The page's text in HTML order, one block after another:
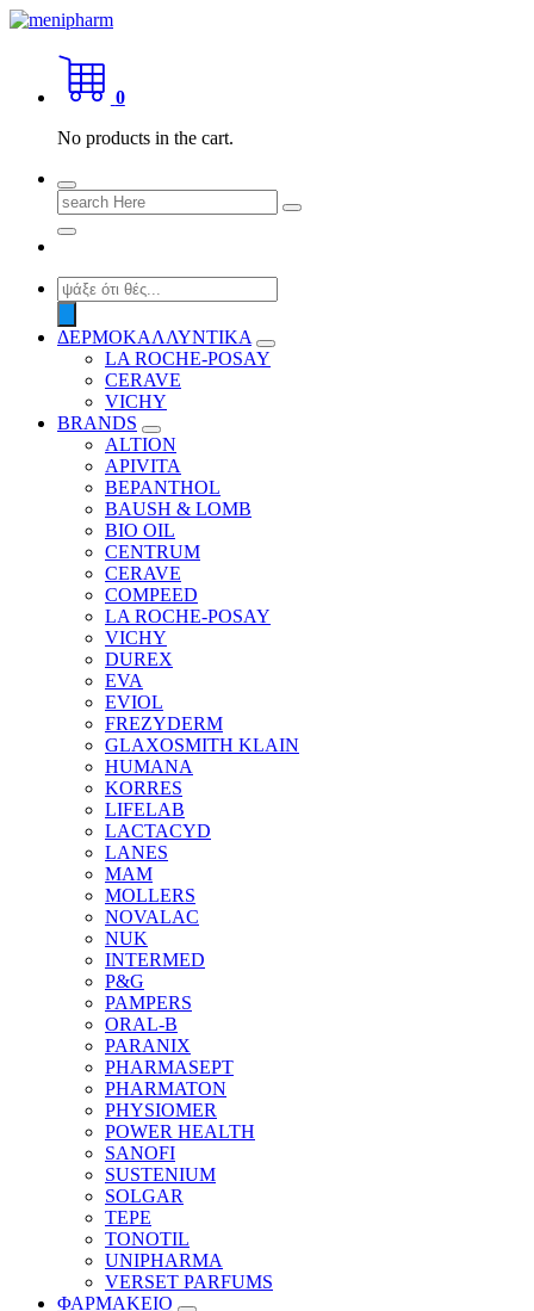
Skip
content
shop 2 easily
0
No products in the cart.
Search
for:
Products
search
ΔΕΡΜΟΚΑΛΛΥΝΤΙΚΑ
LA ROCHE-POSAY
CERAVE
VICHY
BRANDS
ALTION
APIVITA
BEPANTHOL
BAUSH & LOMB
BIO OIL
CENTRUM
CERAVE
COMPEED
LA ROCHE-POSAY
VICHY
DUREX
EVA
EVIOL
FREZYDERM
GLAXOSMITH KLAIN
HUMANA
KORRES
LIFELAB
LACTACYD
LANES
MAM
MOLLERS
NOVALAC
NUK
INTERMED
P&G
PAMPERS
ORAL-B
PARANIX
PHARMASEPT
PHARMATON
PHYSIOMER
POWER HEALTH
SANOFI
SUSTENIUM
SOLGAR
TEPE
TONOTIL
UNIPHARMA
VERSET PARFUMS
ΦΑΡΜΑΚΕΙΟ